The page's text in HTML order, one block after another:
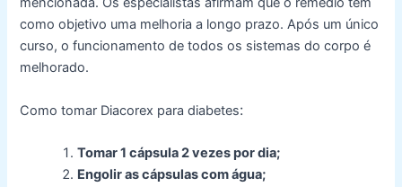
como objetivo uma melhoria a longo prazo. Após um único
curso, o funcionamento de todos os sistemas do corpo é
melhorado.
Como tomar Diacorex para diabetes:
Tomar 1 cápsula 2 vezes por dia;
Engolir as cápsulas com água;